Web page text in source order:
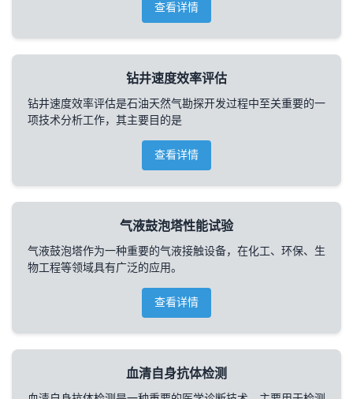
查看详情
钻井速度效率评估
钻井速度效率评估是石油天然气勘探开发过程中至关重要的一
项技术分析工作，其主要目的是
查看详情
气液鼓泡塔性能试验
气液鼓泡塔作为一种重要的气液接触设备，在化工、环保、生
物工程等领域具有广泛的应用。
查看详情
血清自身抗体检测